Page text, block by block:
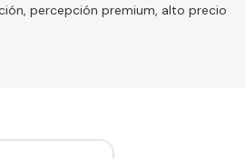
percepción premium, alto precio